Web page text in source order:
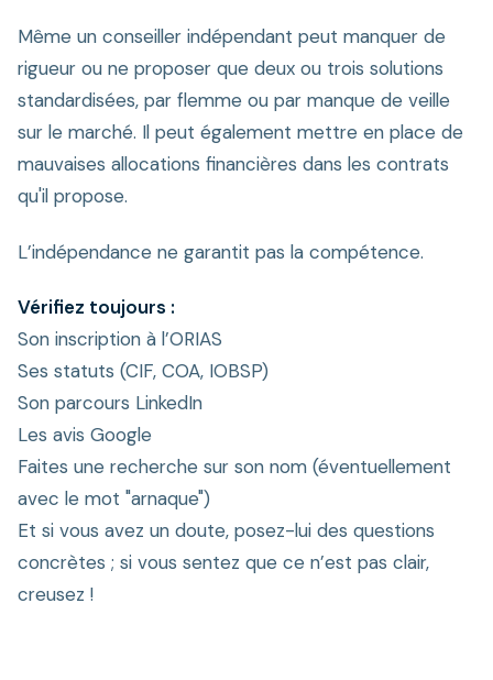
Même un conseiller indépendant peut manquer de
rigueur ou ne proposer que deux ou trois solutions
standardisées, par flemme ou par manque de veille
sur le marché. Il peut également mettre en place de
mauvaises allocations financières dans les contrats
qu'il propose.
L’indépendance ne garantit pas la compétence.
Vérifiez toujours :
Son inscription à l’ORIAS
Ses statuts (CIF, COA, IOBSP)
Son parcours LinkedIn
Les avis Google
Faites une recherche sur son nom (éventuellement
avec le mot "arnaque")
Et si vous avez un doute, posez-lui des questions
concrètes ; si vous sentez que ce n’est pas clair,
creusez !